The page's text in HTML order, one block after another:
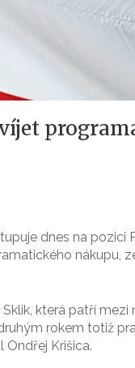
dnes na pozici
nákupu,
která patří mezi
rokem totiž
Krišica.